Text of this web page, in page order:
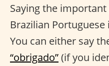
Saying the
Brazilian
You can either say
“obrigado”(if you